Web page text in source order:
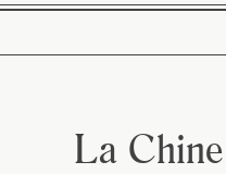
La